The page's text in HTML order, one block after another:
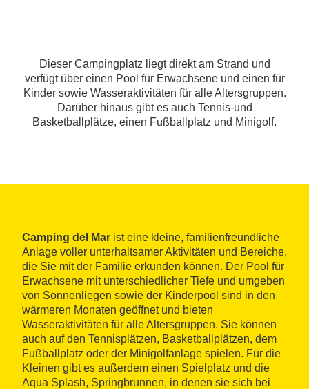
Dieser Campingplatz liegt direkt am Strand und
verfügt über einen Pool für Erwachsene und einen für
Kinder sowie Wasseraktivitäten für alle Altersgruppen.
Darüber hinaus gibt es auch Tennis-und
Basketballplätze, einen Fußballplatz und Minigolf.
Camping del Mar ist eine kleine, familienfreundliche
Anlage voller unterhaltsamer Aktivitäten und Bereiche,
die Sie mit der Familie erkunden können. Der Pool für
Erwachsene mit unterschiedlicher Tiefe und umgeben
von Sonnenliegen sowie der Kinderpool sind in den
wärmeren Monaten geöffnet und bieten
Wasseraktivitäten für alle Altersgruppen. Sie können
auch auf den Tennisplätzen, Basketballplätzen, dem
Fußballplatz oder der Minigolfanlage spielen. Für die
Kleinen gibt es außerdem einen Spielplatz und die
Aqua Splash, Springbrunnen, in denen sie sich bei